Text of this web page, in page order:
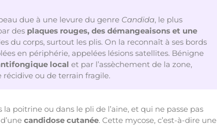
due à une levure du genre Candida, le plus
des plaques rouges, des démangeaisons et une
du corps, surtout les plis. On la reconnaît à ses bords
en périphérie, appelées lésions satellites. Bénigne
local et par l’assèchement de la zone,
récidive ou de terrain fragile.
poitrine ou dans le pli de l’aine, et qui ne passe pas
candidose cutanée. Cette mycose, c’est-à-dire une